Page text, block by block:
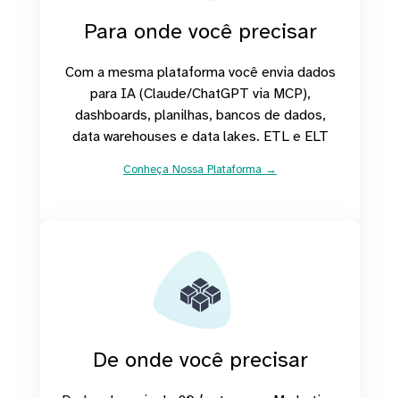
Para onde você precisar
Com a mesma plataforma você envia dados
para IA (Claude/ChatGPT via MCP),
dashboards, planilhas, bancos de dados,
data warehouses e data lakes. ETL e ELT
Conheça Nossa Plataforma →
De onde você precisar